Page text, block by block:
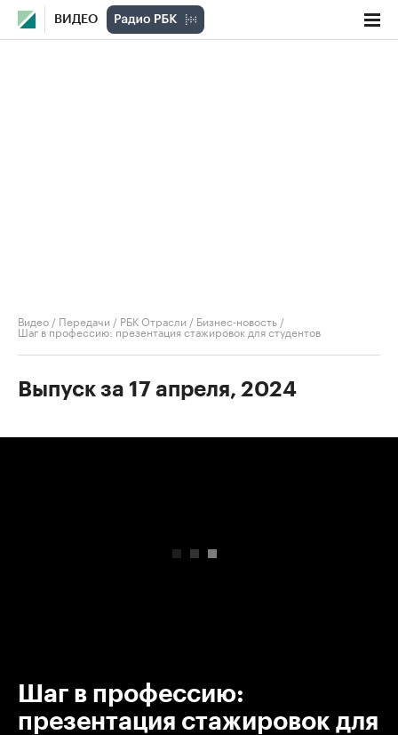
ВИДЕО
Видео / Передачи / РБК Отрасли / Бизнес-новость /
Шаг в профессию: презентация стажировок для студентов
Выпуск за 17 апреля, 2024
Шаг в профессию:
презентация стажировок для